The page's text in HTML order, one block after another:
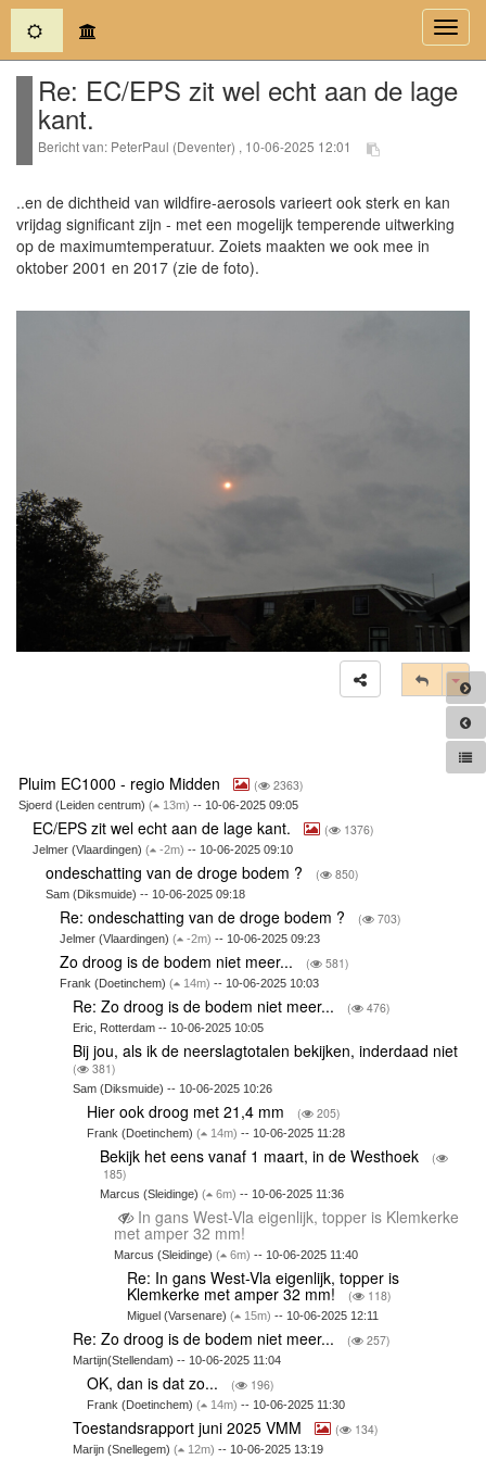
(current)
Re: EC/EPS zit wel echt aan de lage
kant.
Bericht van: PeterPaul (Deventer) , 10-06-2025 12:01
..en de dichtheid van wildfire-aerosols varieert ook sterk en kan
vrijdag significant zijn - met een mogelijk temperende uitwerking
op de maximumtemperatuur. Zoiets maakten we ook mee in
oktober 2001 en 2017 (zie de foto).
Pluim EC1000 - regio Midden ( 2363)
Sjoerd (Leiden centrum) ( 13m) -- 10-06-2025 09:05
EC/EPS zit wel echt aan de lage kant. ( 1376)
Jelmer (Vlaardingen) ( -2m) -- 10-06-2025 09:10
ondeschatting van de droge bodem ? ( 850)
Sam (Diksmuide) -- 10-06-2025 09:18
Re: ondeschatting van de droge bodem ? ( 703)
Jelmer (Vlaardingen) ( -2m) -- 10-06-2025 09:23
Zo droog is de bodem niet meer... ( 581)
Frank (Doetinchem) ( 14m) -- 10-06-2025 10:03
Re: Zo droog is de bodem niet meer... ( 476)
Eric, Rotterdam -- 10-06-2025 10:05
Bij jou, als ik de neerslagtotalen bekijken, inderdaad niet
( 381)
Sam (Diksmuide) -- 10-06-2025 10:26
Hier ook droog met 21,4 mm ( 205)
Frank (Doetinchem) ( 14m) -- 10-06-2025 11:28
Bekijk het eens vanaf 1 maart, in de Westhoek
(
185)
Marcus (Sleidinge)( 6m) -- 10-06-2025 11:36
In gans West-Vla eigenlijk, topper is Klemkerke
met amper 32 mm!
Marcus (Sleidinge) ( 6m) -- 10-06-2025 11:40
Re: In gans West-Vla eigenlijk, topper is
Klemkerke met amper 32 mm! ( 118)
Miguel (Varsenare)( 15m) -- 10-06-2025 12:11
Re: Zo droog is de bodem niet meer... ( 257)
Martijn(Stellendam) -- 10-06-2025 11:04
OK, dan is dat zo... ( 196)
Frank (Doetinchem) ( 14m) -- 10-06-2025 11:30
Toestandsrapport juni 2025 VMM ( 134)
Marijn (Snellegem)( 12m) -- 10-06-2025 13:19